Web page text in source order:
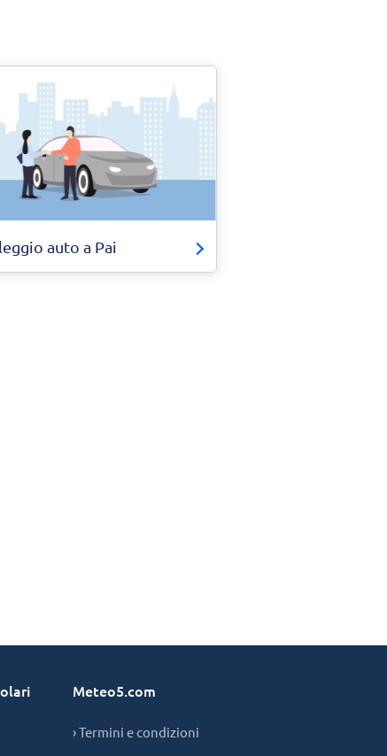
auto a Pai
Meteo5.com
› Termini e condizioni